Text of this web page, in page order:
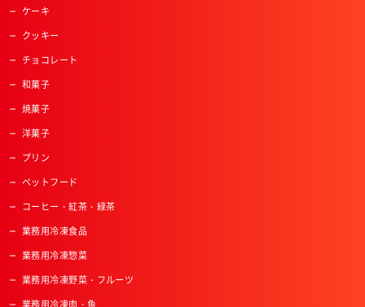
ケーキ
クッキー
チョコレート
和菓子
焼菓子
洋菓子
プリン
ペットフード
コーヒー・紅茶・緑茶
業務用冷凍食品
業務用冷凍惣菜
業務用冷凍野菜・フルーツ
業務用冷凍肉・魚